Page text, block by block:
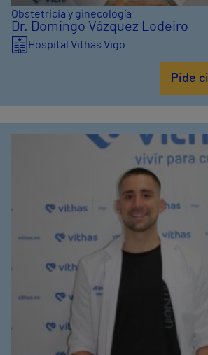
Obstetricia y ginecología
Dr. Domingo Vázquez Lodeiro
Hospital Vithas Vigo
Pide